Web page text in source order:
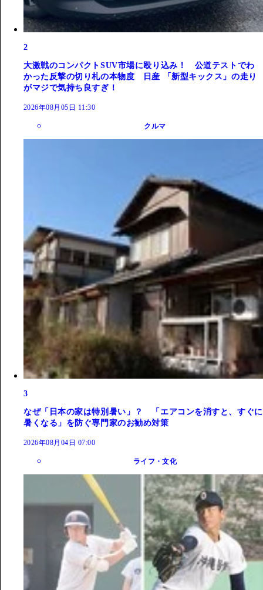
2
大激戦のコンパクトSUV市場に殴り込み！ 公道テストでわ
かった反撃の切り札の本物度 日産 「新型キックス」の走り
がマジで気持ち良すぎ！
2026年08月05日 11:30
クルマ
3
なぜ「日本の家は特別暑い」？ 「エアコンを消すと、すぐに
暑くなる」を防ぐ専門家のお勧め対策
2026年08月04日 07:00
ライフ・文化